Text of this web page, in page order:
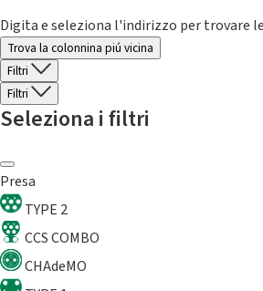
Digita e seleziona l'indirizzo per trovare
Trova la colonnina piú vicina
Filtri
Filtri
Seleziona i filtri
Presa
TYPE 2
CCS COMBO
CHAdeMO